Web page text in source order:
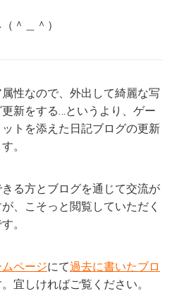
＾＿＾）
性なので、外出して綺麗な写
新をする…というより、ゲー
トを添えた日記ブログの更新
。
る方とブログを通じて交流が
、こそっと閲覧していただく
。
ページにて過去に書いたブロ
宜しければご覧ください。